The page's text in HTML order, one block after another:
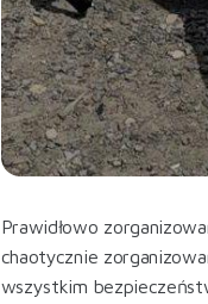
Prawidłowo
chaotycznie
wszystkim